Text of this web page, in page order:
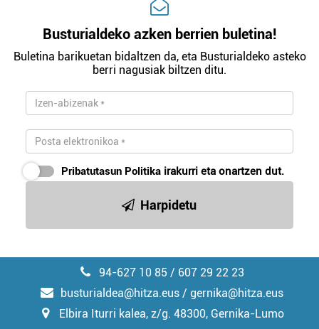
Busturialdeko azken berrien buletina!
Buletina barikuetan bidaltzen da, eta Busturialdeko asteko
berri nagusiak biltzen ditu.
Pribatutasun Politika irakurri eta onartzen dut.
Harpidetu
94-627 10 85 / 607 29 22 23
busturialdea@hitza.eus / gernika@hitza.eus
Elbira Iturri kalea, z/g. 48300, Gernika-Lumo